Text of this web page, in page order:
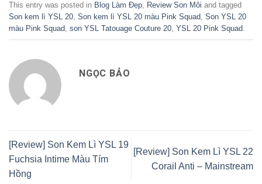
This entry was posted in Blog Làm Đẹp, Review Son Môi and tagged
Son kem lì YSL 20, Son kem lì YSL 20 màu Pink Squad, Son YSL 20
màu Pink Squad, son YSL Tatouage Couture 20, YSL 20 Pink Squad.
NGỌC BẢO
[Review] Son Kem Lì YSL 19
Fuchsia Intime Màu Tím
Hồng
[Review] Son Kem Lì YSL 22
Corail Anti – Mainstream